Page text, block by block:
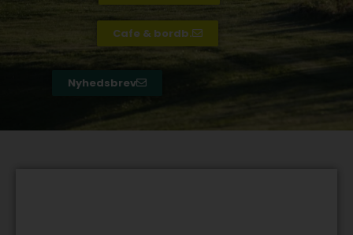
Cafe & bordb.
Nyhedsbrev